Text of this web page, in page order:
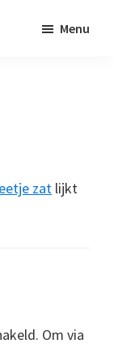
Menu
zat lijkt
Om via